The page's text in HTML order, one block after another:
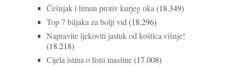
Češnjak i limun protiv kurjeg oka (18.349)
Top 7 biljaka za bolji vid (18.296)
Napravite ljekoviti jastuk od koštica višnje!
(18.218)
Cijela istina o listu masline(17.008)